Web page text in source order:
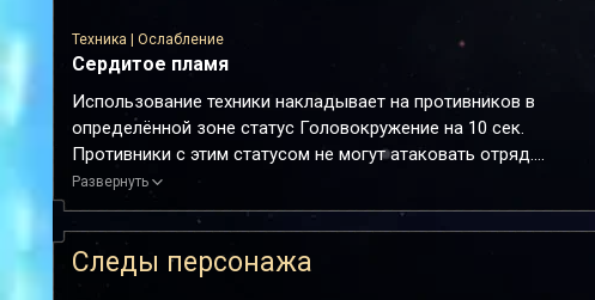
Техника | Ослабление
Сердитое пламя
Использование техники накладывает на противников в
определённой зоне статус Головокружение на 10 сек.
Противники с этим статусом не могут атаковать отряд.
После атаки противника со статусом Головокружение
действие Фуги продвигается вперёд на 40%, и она имеет
базовый шанс 100% наложить на всех противников эффект
понижения защиты, описанный в её навыке, на 2 хода.
Развернуть
Следы персонажа